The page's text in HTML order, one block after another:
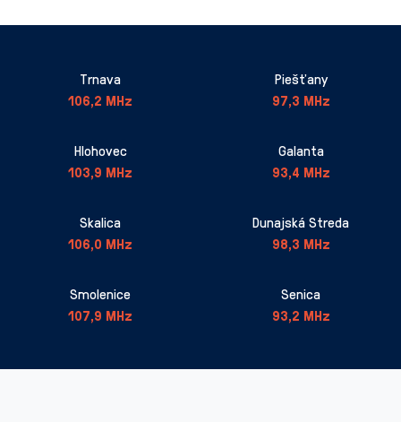
Trnava
106,2 MHz
Piešťany
97,3 MHz
Hlohovec
103,9 MHz
Galanta
93,4 MHz
Skalica
106,0 MHz
Dunajská Streda
98,3 MHz
Smolenice
107,9 MHz
Senica
93,2 MHz